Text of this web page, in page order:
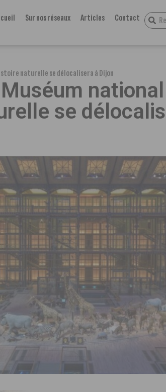
Sur nos réseaux Articles Contact
naturelle se délocalisera à Dijon
national
se